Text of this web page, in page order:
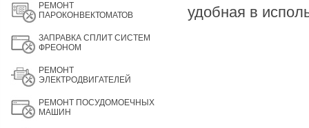
РЕМОНТ
ПАРОКОНВЕКТОМАТОВ
ЗАПРАВКА СПЛИТ СИСТЕМ
ФРЕОНОМ
РЕМОНТ
ЭЛЕКТРОДВИГАТЕЛЕЙ
РЕМОНТ ПОСУДОМОЕЧНЫХ
МАШИН
удобная в